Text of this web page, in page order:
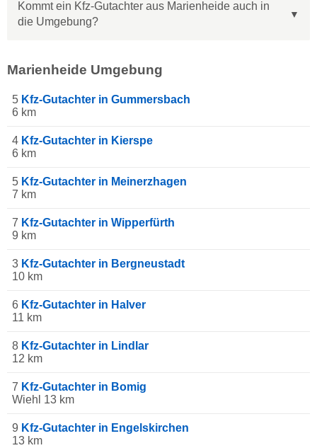
Kommt ein Kfz-Gutachter aus Marienheide auch in
die Umgebung?
Marienheide Umgebung
5 Kfz-Gutachter in Gummersbach
6 km
4 Kfz-Gutachter in Kierspe
6 km
5 Kfz-Gutachter in Meinerzhagen
7 km
7 Kfz-Gutachter in Wipperfürth
9 km
3 Kfz-Gutachter in Bergneustadt
10 km
6 Kfz-Gutachter in Halver
11 km
8 Kfz-Gutachter in Lindlar
12 km
7 Kfz-Gutachter in Bomig
Wiehl 13 km
9 Kfz-Gutachter in Engelskirchen
13 km